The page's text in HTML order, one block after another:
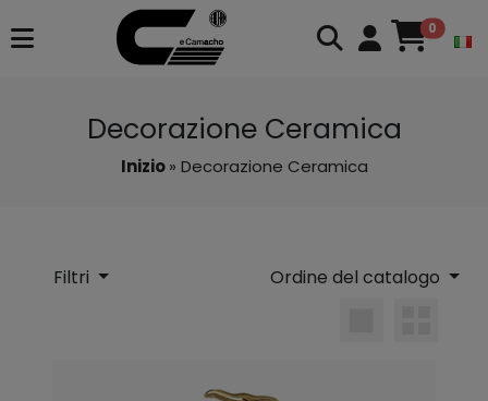
0
Decorazione Ceramica
Inizio» Decorazione Ceramica
Filtri Ordine del catalogo